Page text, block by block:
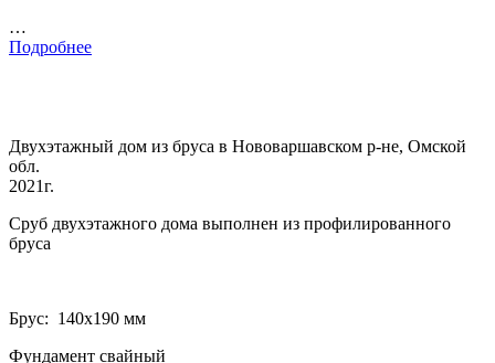
…
Подробнее
Двухэтажный дом из бруса в Нововаршавском р-не, Омской
обл.
2021г.
Сруб двухэтажного дома выполнен из профилированного
бруса
Брус: 140­х190 мм
Фундамент свайный